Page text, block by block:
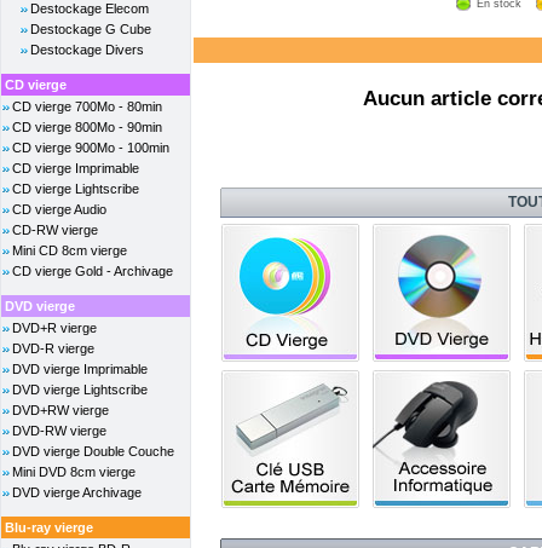
Destockage Elecom
Destockage G Cube
Destockage Divers
CD vierge
CD vierge 700Mo - 80min
CD vierge 800Mo - 90min
CD vierge 900Mo - 100min
CD vierge Imprimable
CD vierge Lightscribe
CD vierge Audio
CD-RW vierge
Mini CD 8cm vierge
CD vierge Gold - Archivage
DVD vierge
DVD+R vierge
DVD-R vierge
DVD vierge Imprimable
DVD vierge Lightscribe
DVD+RW vierge
DVD-RW vierge
DVD vierge Double Couche
Mini DVD 8cm vierge
DVD vierge Archivage
Blu-ray vierge
En stock
Aucun article